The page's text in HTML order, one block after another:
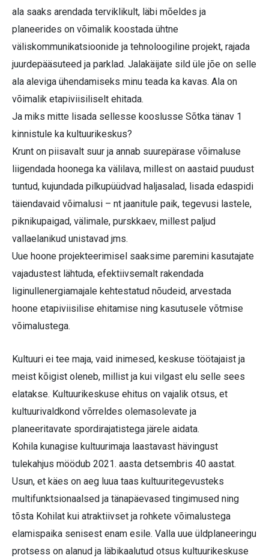
ala saaks arendada terviklikult, läbi mõeldes ja
planeerides on võimalik koostada ühtne
väliskommunikatsioonide ja tehnoloogiline projekt, rajada
juurdepääsuteed ja parklad. Jalakäijate sild üle jõe on selle
ala aleviga ühendamiseks minu teada ka kavas. Ala on
võimalik etapiviisiliselt ehitada.
Ja miks mitte lisada sellesse kooslusse Sõtka tänav 1
kinnistule ka kultuurikeskus?
Krunt on piisavalt suur ja annab suurepärase võimaluse
liigendada hoonega ka välilava, millest on aastaid puudust
tuntud, kujundada pilkupüüdvad haljasalad, lisada edaspidi
täiendavaid võimalusi – nt jaanitule paik, tegevusi lastele,
piknikupaigad, välimale, purskkaev, millest paljud
vallaelanikud unistavad jms.
Uue hoone projekteerimisel saaksime paremini kasutajate
vajadustest lähtuda, efektiivsemalt rakendada
liginullenergia­majale kehtestatud nõudeid, arvestada
hoone etapiviisilise ehitamise ning kasutusele võtmise
võimalustega.
Kultuuri ei tee maja, vaid inimesed, keskuse töötajaist ja
meist kõigist oleneb, millist ja kui vilgast elu selle sees
elatakse. Kultuurikeskuse ehitus on vajalik otsus, et
kultuurivaldkond võrreldes olemasolevate ja
planeeritavate spordirajatistega järele aidata.
Kohila kunagise kultuurimaja laastavast hävingust
tulekahjus möödub 2021. aasta detsembris 40 aastat.
Usun, et käes on aeg luua taas kultuuritegevusteks
multifunktsionaalsed ja tänapäevased tingimused ning
tõsta Kohilat kui atraktiivset ja rohkete võimalustega
elamispaika senisest enam esile. Valla uue üldplaneeringu
protsess on alanud ja läbikaalutud otsus kultuurikeskuse